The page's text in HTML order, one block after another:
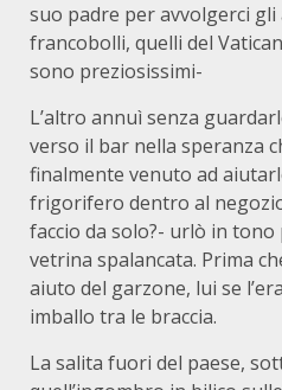
suo padre per avvolgerci
francobolli, quelli del
sono preziosissimi-
L’altro annuì senza
verso il bar nella speranza
finalmente venuto ad
frigorifero dentro al
faccio da solo?- urlò in tono
vetrina spalancata. Prima
aiuto del garzone, lui se
imballo tra le braccia.
La salita fuori del paese,